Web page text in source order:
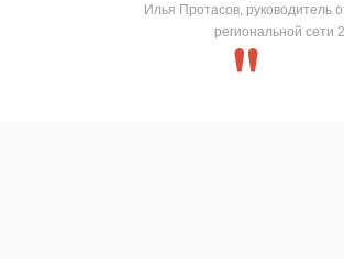
Илья Протасов, руководитель
региональной сети